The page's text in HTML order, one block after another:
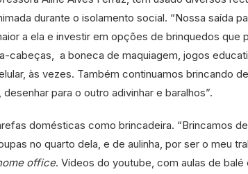
durante o isolamento social. “Nossa saída
a ela e investir em opções de brinquedos que
cabeças, a boneca de maquiagem, jogos
às vezes. Também continuamos brincando
para o outro adivinhar e baralhos”.
domésticas como brincadeira. “Brincamos
no quarto dela, e de aulinha, por ser o meu
office. Vídeos do youtube, com aulas de